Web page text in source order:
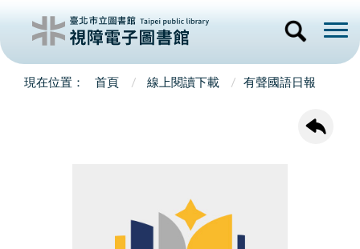
首頁 線上閱讀下載 有聲國語日報